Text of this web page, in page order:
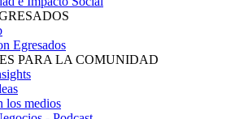
Egresados
PARA LA COMUNIDAD
los medios